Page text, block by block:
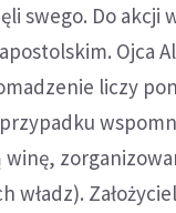
swego. Do
Ojca
liczy
władz).